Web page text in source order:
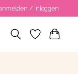
/ Inloggen